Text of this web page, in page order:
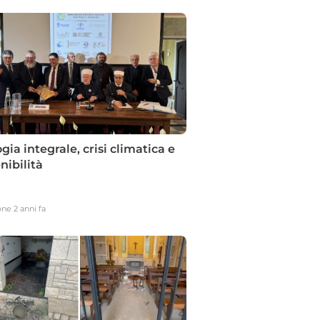
il premio dusmet
integrale, crisi climatica e
2 anni fa